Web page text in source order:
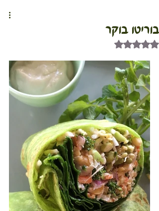
בוריטו בוקר
דירוג של NaN מתוך 5 כוכבים